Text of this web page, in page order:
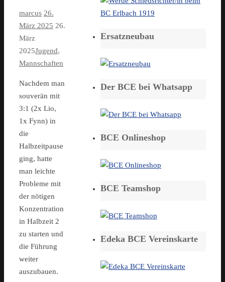
marcus 26.
März 2025 26.
März
2025Jugend,
Mannschaften
Nachdem man
souverän mit
3:1 (2x Lio,
1x Fynn) in
die
Halbzeitpause
ging, hatte
man leichte
Probleme mit
der nötigen
Konzentration
in Halbzeit 2
zu starten und
die Führung
weiter
auszubauen.
Ersatzneubau
Der BCE bei Whatsapp
BCE Onlineshop
BCE Teamshop
Edeka BCE Vereinskarte